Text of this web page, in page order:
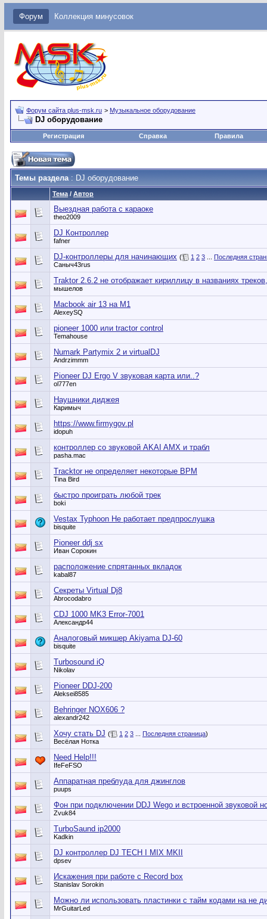
Форум Коллекция минусовок
Форум сайта plus-msk.ru > Музыкальное оборудование
DJ оборудование
Регистрация Справка Правила
Темы раздела: DJ оборудование
Тема / Автор
Выездная работа с караоке
theo2009
DJ Контроллер
fafner
DJ-контроллеры для начинающих ( 1 2 3
Последняя
Саныч43rus
Traktor 2.6.2 не отображает кириллицу в названиях
мышелов
Macbook air 13 на M1
AlexeySQ
pioneer 1000 или tractor control
Temahouse
Numark Partymix 2 и virtualDJ
Andrzimmm
Pioneer DJ Ergo V звуковая карта или..?
ol777en
Наушники диджея
Каримыч
https://www.firmygov.pl
idopuh
контроллер со звуковой AKAI AMX и трабл
pasha.mac
Tracktor не определяет некоторые BPM
Tina Bird
быстро проиграть любой трек
boki
Vestax Typhoon Не работает предпрослушка
bisquite
Pioneer ddj sx
Иван Сорокин
расположение спрятанных вкладок
kabal87
Секреты Virtual Dj8
Abrocodabro
CDJ 1000 MK3 Error-7001
Александр44
Аналоговый микшер Akiyama DJ-60
bisquite
Turbosound iQ
Nikolav
Pioneer DDJ-200
Aleksei8585
Behringer NOX606 ?
alexandr242
Хочу стать DJ ( 1 2 3 Последняя страница)
Весёлая Нотка
Need Help!!!
IfeFeFSO
Аппаратная преблуда для джинглов
puups
Фон при подключении DDJ Wego и встроенной звуковой
Zvuk84
TurboSaund ip2000
Kadkin
DJ контроллер DJ TECH I MIX MKII
dpsev
Искажения при работе с Record box
Stanislav Sorokin
Можно ли использовать пластинки с тайм кодами на не
MrGuitarLed